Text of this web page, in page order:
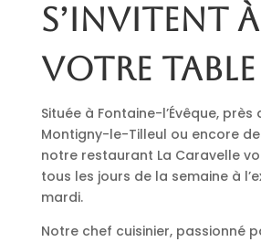
s’invitent à
votre table
Située à Fontaine-l’Évêque,
Montigny-le-Tilleul ou encore
notre restaurant La Caravelle
tous les jours de la semaine à
mardi.
Notre chef cuisinier, passionné